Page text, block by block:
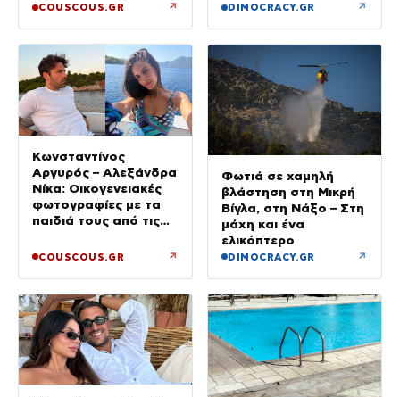
COUSCOUS.GR ↗ DIMOCRACY.GR ↗
Κωνσταντίνος
Αργυρός – Αλεξάνδρα
Νίκα: Οικογενειακές
φωτογραφίες με τα
παιδιά τους από τις
σκάφος
COUSCOUS.GR ↗
Φωτιά σε χαμηλή
βλάστηση στη Μικρή
Βίγλα, στη Νάξο – Στη
μάχη και ένα
ελικόπτερο
DIMOCRACY.GR ↗